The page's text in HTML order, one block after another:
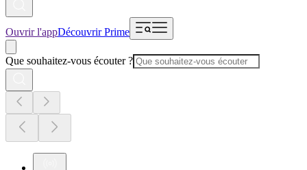
Ouvrir l'appDécouvrir Prime
Que souhaitez-vous écouter ?